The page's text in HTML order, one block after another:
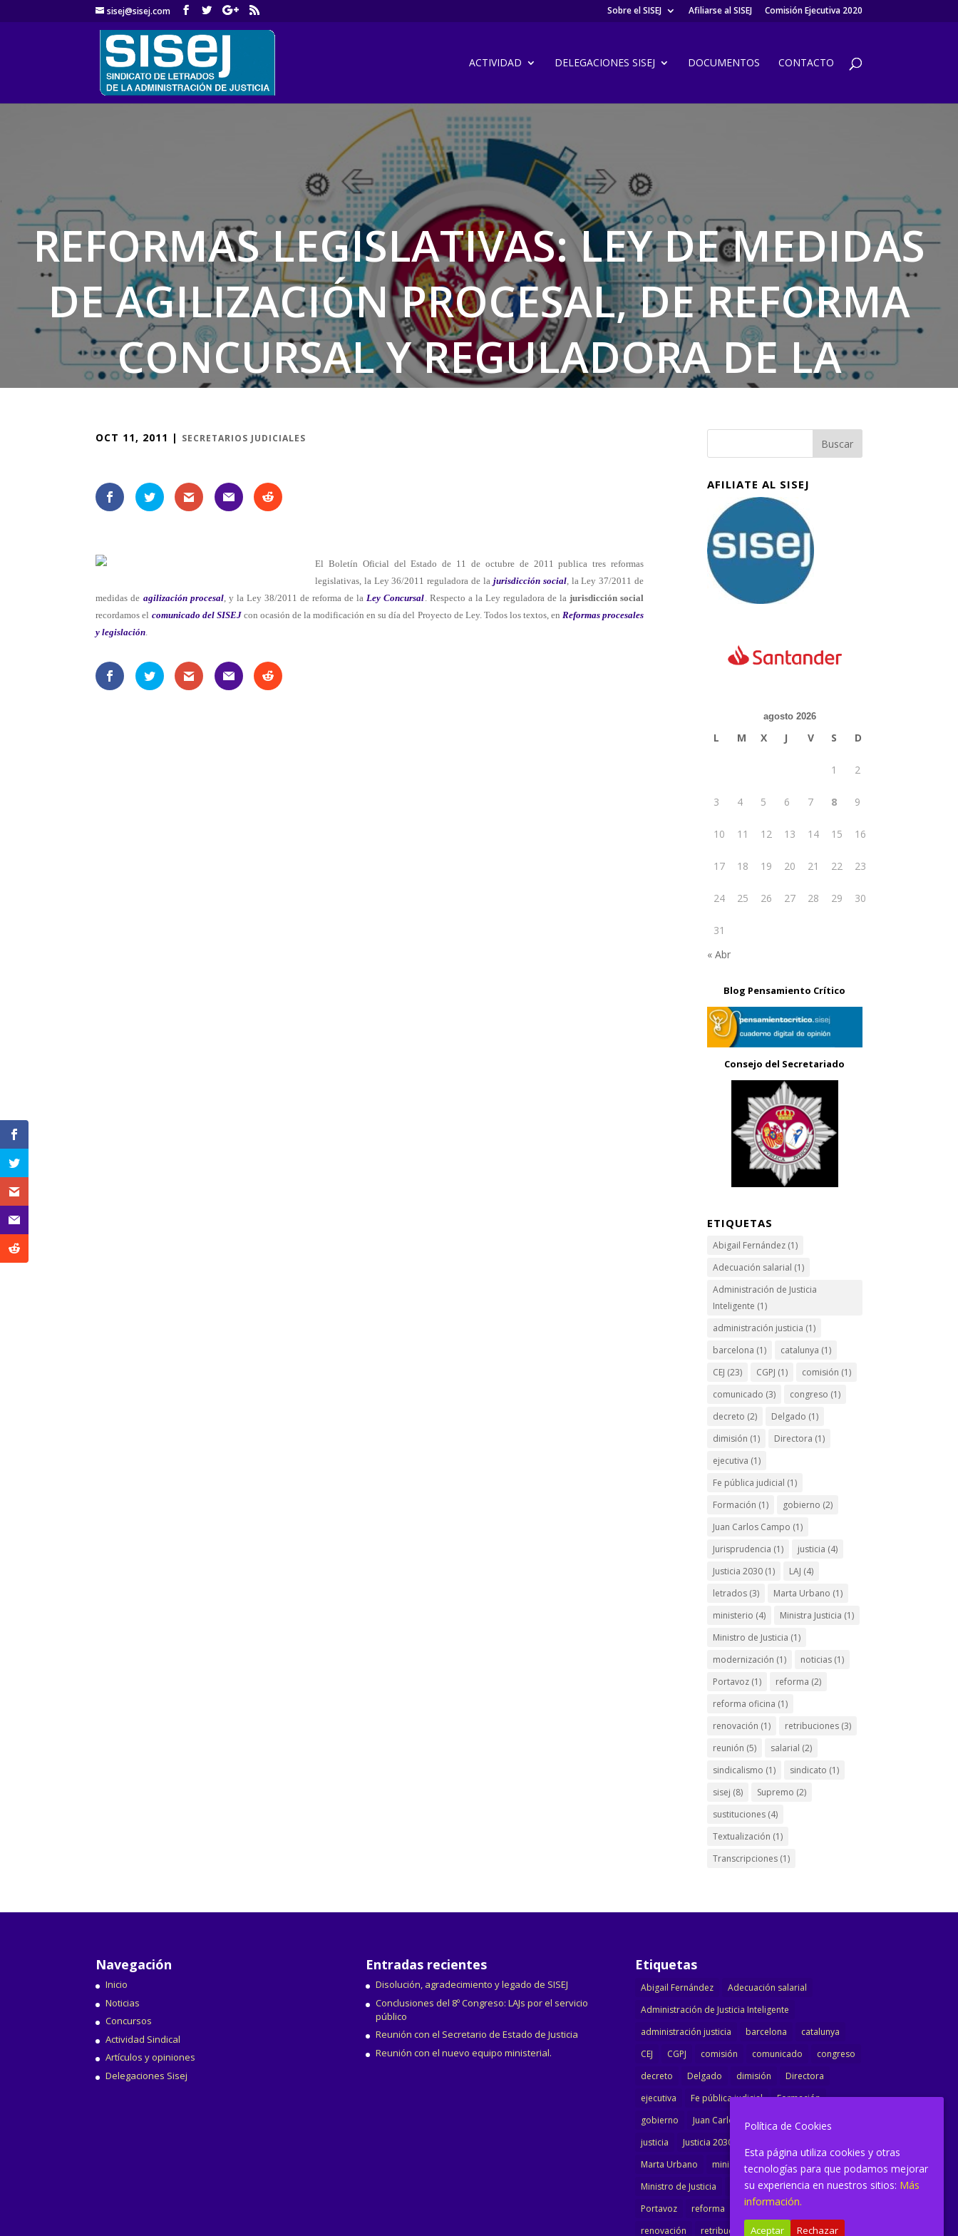
sisej@sisej.com Sobre el SISEJ Afiliarse al SISEJ Comisión Ejecutiva 2020
ACTIVIDAD DELEGACIONES SISEJ DOCUMENTOS CONTACTO
'
REFORMAS LEGISLATIVAS: LEY DE MEDIDAS
DE AGILIZACIÓN PROCESAL, DE REFORMA
CONCURSAL Y REGULADORA DE LA
OCT 11, 2011 | SECRETARIOS JUDICIALES
El Boletín Oficial del Estado de 11 de octubre de 2011 publica tres reformas
legislativas, la Ley 36/2011 reguladora de la jurisdicción social, la Ley 37/2011 de
medidas de agilización procesal, y la Ley 38/2011 de reforma de laLey Concursal. Respecto a la Ley reguladora de la jurisdicción social
recordamos el comunicado del SISEJcon ocasión de la modificación en su día del Proyecto de Ley. Todos los textos, enReformas procesales
y legislación.
AFILIATE AL SISEJ
agosto 2026
L M X J V S D
1 2
3 4 5 6 7 8 9
10 11 12 13 14 15 16
17 18 19 20 21 22 23
24 25 26 27 28 29 30
31
« Abr
Blog Pensamiento Crítico
Consejo del Secretariado
ETIQUETAS
Abigail Fernández (1)
Adecuación salarial (1)
Administración de Justicia
Inteligente (1)
administración justicia (1)
barcelona (1) catalunya (1)
CEJ (23) CGPJ (1) comisión (1)
comunicado (3) congreso (1)
decreto (2) Delgado (1)
dimisión (1) Directora (1)
ejecutiva (1)
Fe pública judicial (1)
Formación (1) gobierno (2)
Juan Carlos Campo (1)
Jurisprudencia (1) justicia (4)
Justicia 2030 (1) LAJ (4)
letrados (3) Marta Urbano (1)
ministerio (4) Ministra Justicia (1)
Ministro de Justicia (1)
modernización (1) noticias (1)
Portavoz (1) reforma (2)
reforma oficina (1)
renovación (1) retribuciones (3)
reunión (5) salarial (2)
sindicalismo (1) sindicato (1)
sisej (8) Supremo (2)
sustituciones (4)
Textualización (1)
Transcripciones (1)
Navegación
Inicio
Noticias
Concursos
Actividad Sindical
Artículos y opiniones
Delegaciones Sisej
Entradas recientes
Disolución, agradecimiento y legado de SISEJ
Conclusiones del 8º Congreso: LAJs por el servicio
público
Reunión con el Secretario de Estado de Justicia
Reunión con el nuevo equipo ministerial.
Etiquetas
Abigail Fernández
Adecuación salarial
Administración de Justicia Inteligente
administración justicia
barcelona
catalunya
CEJ
CGPJ comisión comunicado
congreso
decreto
Delgado dimisión
Directora
ejecutiva
Fe pública judicial
Formación
gobierno
Juan Carlos Campo
Jurisprudencia
justicia
Justicia 2030
Marta Urbano
ministerio
Ministra Justicia
Ministro de Justicia
modernización
noticias
Portavoz
reforma
reforma oficina
renovación
retribuciones reunión salarial
Política de Cookies
Esta página utiliza cookies y otras
tecnologías para que podamos mejorar
su experiencia en nuestros sitios: Más
información.
Aceptar Rechazar